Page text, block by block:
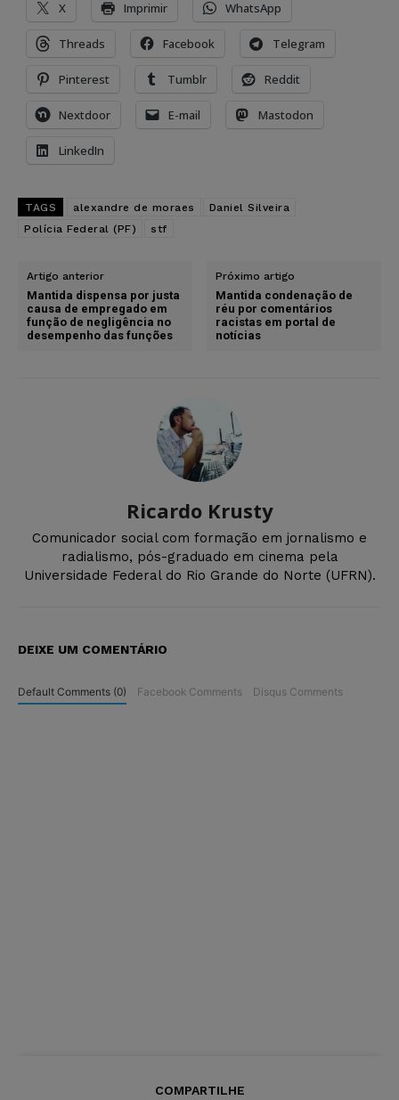
X Imprimir WhatsApp
Threads Facebook Telegram
Pinterest Tumblr Reddit
Nextdoor E-mail Mastodon
LinkedIn
TAGS alexandre de moraes
Daniel Silveira
Polícia Federal (PF)
stf
Artigo anterior
Mantida dispensa por justa
causa de empregado em
função de negligência no
desempenho das funções
Próximo artigo
Mantida condenação de
réu por comentários
racistas em portal de
notícias
Ricardo Krusty
Comunicador social com formação em jornalismo e
radialismo, pós-graduado em cinema pela
Universidade Federal do Rio Grande do Norte (UFRN).
DEIXE UM COMENTÁRIO
Default Comments (0) Facebook Comments Disqus Comments
COMPARTILHE